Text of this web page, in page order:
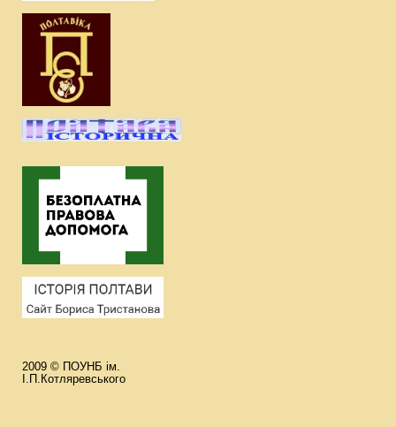
2009 © ПОУНБ ім.
І.П.Котляревського